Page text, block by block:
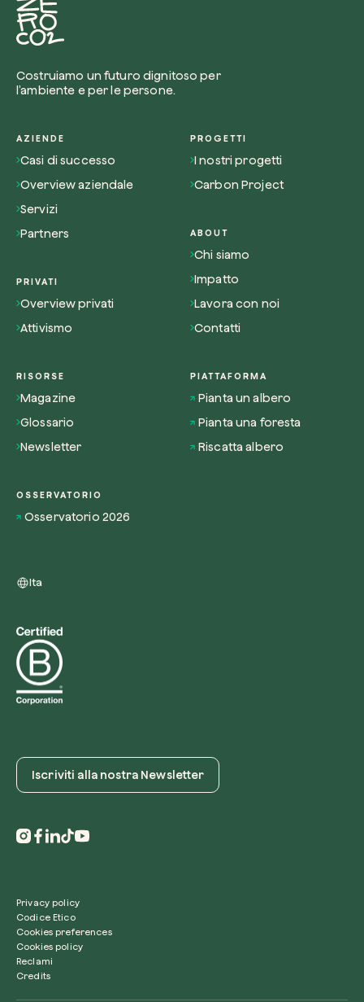
Costruiamo un futuro dignitoso per
l’ambiente e per le persone.
AZIENDE
Casi di successo
Overview aziendale
Servizi
Partners
PRIVATI
Overview privati
Attivismo
PROGETTI
I nostri progetti
Carbon Project
ABOUT
Chi siamo
Impatto
Lavora con noi
Contatti
RISORSE
Magazine
Glossario
Newsletter
OSSERVATORIO
Osservatorio 2026
PIATTAFORMA
Pianta un albero
Pianta una foresta
Riscatta albero
Ita
Iscriviti alla nostra Newsletter
Privacy policy
Codice Etico
Cookies preferences
Cookies policy
Reclami
Credits